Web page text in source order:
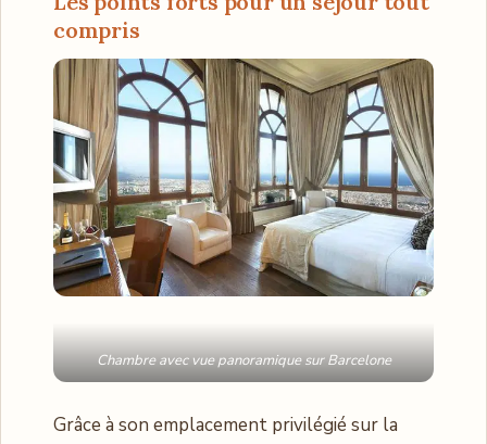
compris
Chambre avec vue panoramique sur Barcelone
Grâce à son emplacement privilégié sur la